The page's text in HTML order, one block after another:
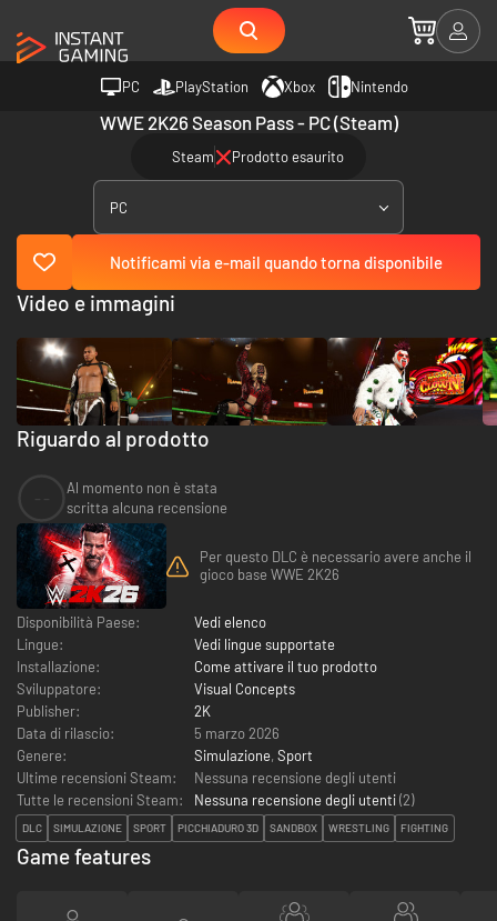
PC PlayStation Xbox Nintendo
WWE 2K26 Season Pass - PC (Steam)
Steam Prodotto esaurito
PC
Notificami via e-mail quando torna disponibile
Riguardo al prodotto
Al momento non è stata
scritta alcuna recensione
Per questo DLC è necessario avere anche il
gioco base WWE 2K26
Disponibilità Paese:
Vedi elenco
Lingue:
Vedi lingue supportate
Installazione:
Come attivare il tuo prodotto
Sviluppatore:
Visual Concepts
Publisher:
2K
Data di rilascio:
5 marzo 2026
Genere:
Simulazione, Sport
Ultime recensioni Steam:
Nessuna recensione degli utenti
Tutte le recensioni Steam:
Nessuna recensione degli utenti(2)
DLC SIMULAZIONE SPORT PICCHIADURO 3D SANDBOX WRESTLING FIGHTING
Video e immagini
Game features